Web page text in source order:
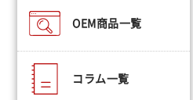
OEM商品一覧
コラム一覧